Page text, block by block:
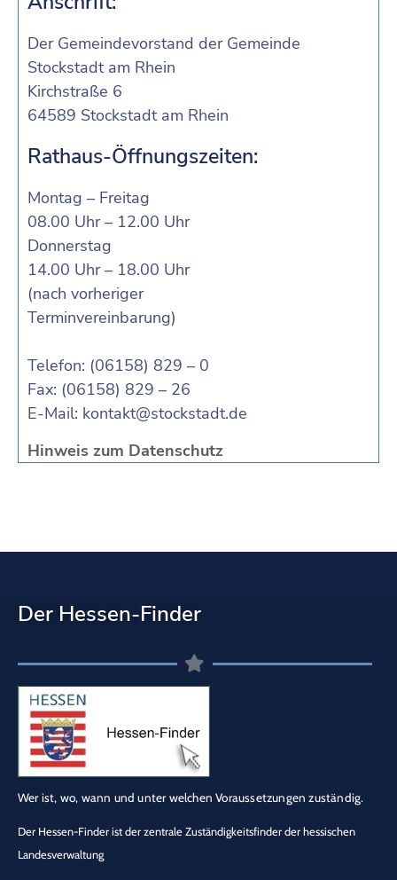
Der Gemeindevorstand der Gemeinde
Stockstadt am Rhein
Kirchstraße 6
64589 Stockstadt am Rhein
Rathaus-Öffnungszeiten:
Montag – Freitag
08.00 Uhr – 12.00 Uhr
Donnerstag
14.00 Uhr – 18.00 Uhr
(nach vorheriger
Terminvereinbarung)
Telefon: (06158) 829 – 0
Fax: (06158) 829 – 26
E-Mail: kontakt@stockstadt.de
Hinweis zum Datenschutz
Der Hessen-Finder
Wer ist, wo, wann und unter welchen Voraussetzungen zuständig.
Der Hessen-Finder ist der zentrale Zuständigkeitsfinder der hessischen
Landesverwaltung